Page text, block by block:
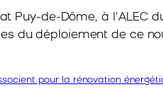
Puy-de-Dôme, à l’ALEC
du déploiement de ce
pour la rénovation